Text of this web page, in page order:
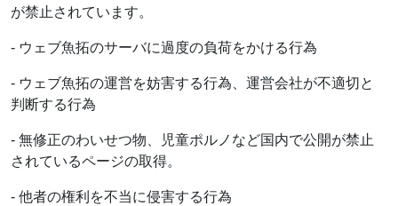
が禁止されています。
- ウェブ魚拓のサーバに過度の負荷をかける行為
- ウェブ魚拓の運営を妨害する行為、運営会社が不適切と
判断する行為
- 無修正のわいせつ物、児童ポルノなど国内で公開が禁止
されているページの取得。
- 他者の権利を不当に侵害する行為